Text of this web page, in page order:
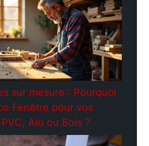
sur mesure : Pourquoi
Fenêtre pour vos
Alu ou Bois ?